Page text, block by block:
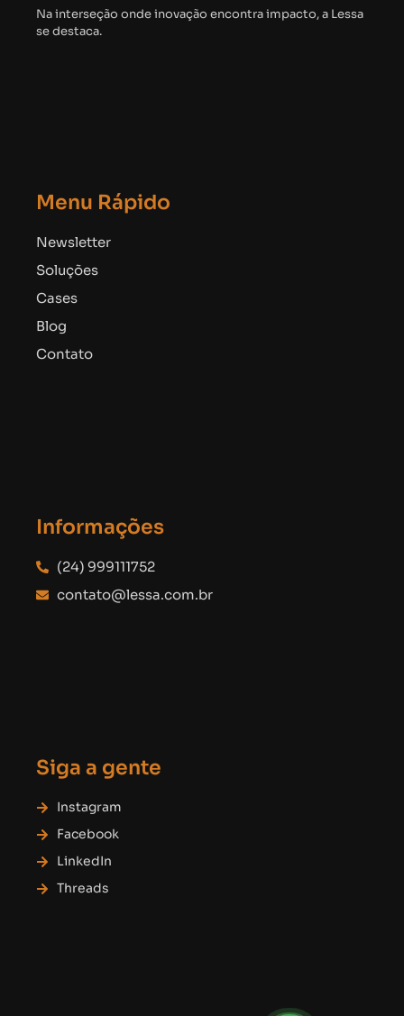
Na interseção onde inovação encontra impacto, a Lessa
se destaca.
Menu Rápido
Newsletter
Soluções
Cases
Blog
Contato
Informações
(24) 999111752
contato@lessa.com.br
Siga a gente
Instagram
Facebook
LinkedIn
Threads